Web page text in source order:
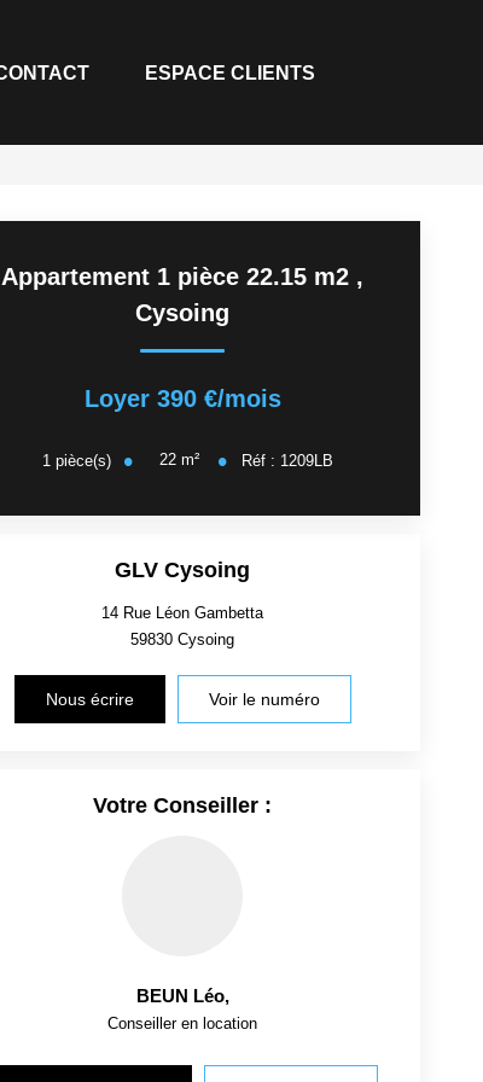
CONTACT ESPACE CLIENTS
Appartement 1 pièce 22.15 m2,
Cysoing
Loyer 390 €/mois
1pièce(s) 22 m² Réf : 1209LB
GLV Cysoing
14 Rue Léon Gambetta
59830 Cysoing
Nous écrire Voir le numéro
Votre Conseiller :
BEUN Léo,
Conseiller en location